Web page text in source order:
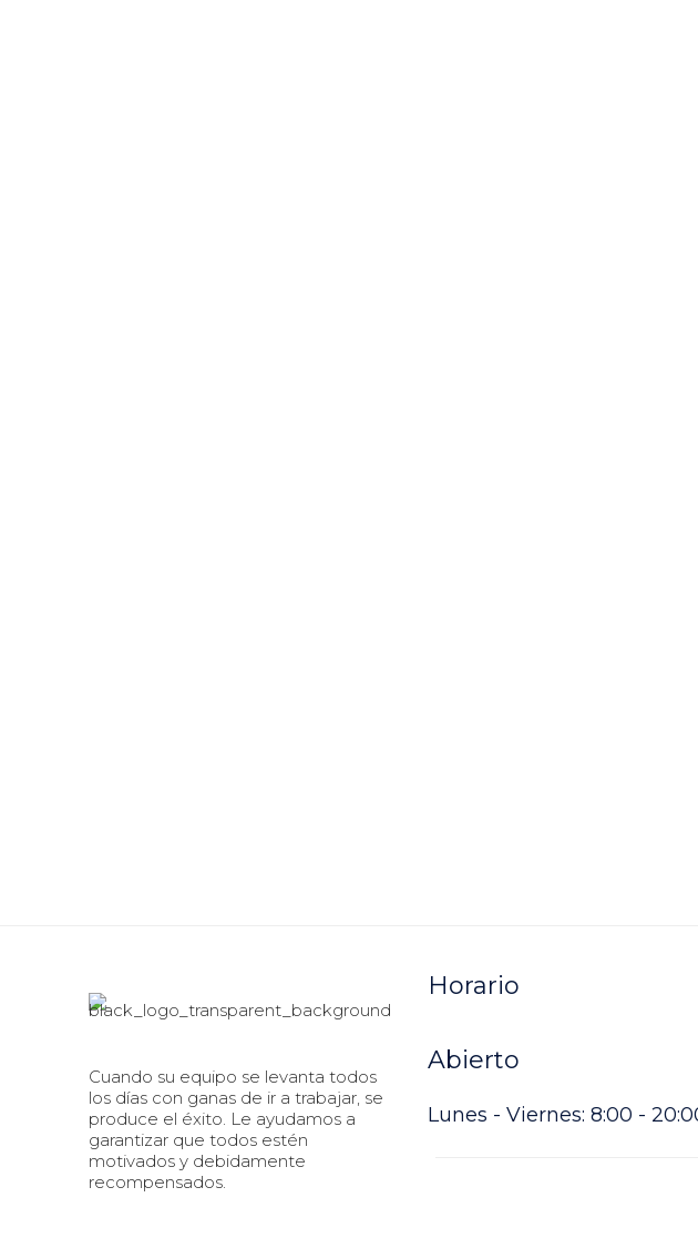
Cuando su equipo se levanta todos
los días con ganas de ir a trabajar, se
produce el éxito. Le ayudamos a
garantizar que todos estén
motivados y debidamente
recompensados.
Horario
Abierto
Lunes - Viernes: 8:00 -